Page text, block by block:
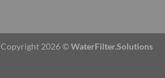
Copyright 2026 ©WaterFilter.Solutions